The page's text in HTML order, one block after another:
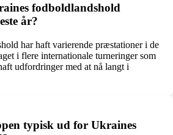
fodboldlandshold
år?
har haft varierende præstationer i de
i flere internationale turneringer som
udfordringer med at nå langt i
typisk ud for Ukraines